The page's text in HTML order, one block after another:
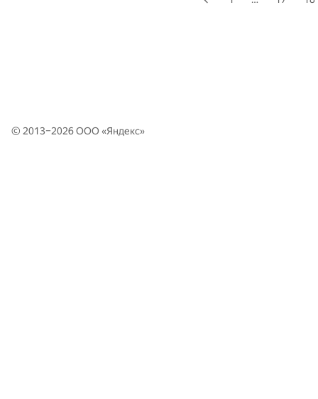
© 2013–2026 ООО «Яндекс»